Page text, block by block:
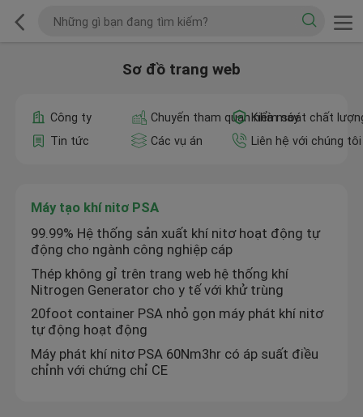
Sơ đồ trang web
Công ty Chuyến tham quan nhà máy
Kiểm soát chất
Tin tức
Các vụ án Liên hệ với chúng tôi
Máy tạo khí nitơ PSA
99.99% Hệ thống sản xuất khí nitơ hoạt động tự
động cho ngành công nghiệp cáp
Thép không gỉ trên trang web hệ thống khí
Nitrogen Generator cho y tế với khử trùng
20foot container PSA nhỏ gọn máy phát khí nitơ
tự động hoạt động
Máy phát khí nitơ PSA 60Nm3hr có áp suất điều
chỉnh với chứng chỉ CE